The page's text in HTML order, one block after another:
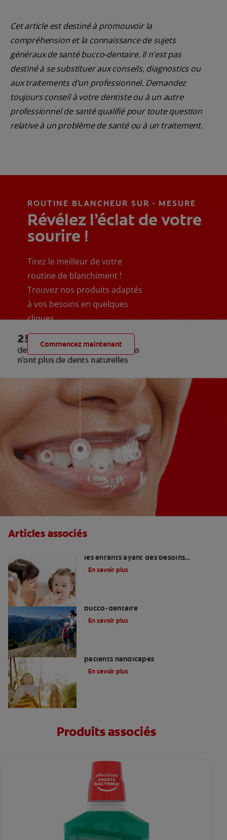
Cet article est destiné à promouvoir la
compréhension et la connaissance de sujets
généraux de santé bucco-dentaire. Il n'est pas
destiné à se substituer aux conseils, diagnostics ou
aux traitements d'un professionnel. Demandez
toujours conseil à votre dentiste ou à un autre
professionnel de santé qualifié pour toute question
relative à un problème de santé ou à un traitement.
ROUTINE BLANCHEUR SUR - MESURE
Révélez l’éclat de votre
sourire !
Tirez le meilleur de votre
routine de blanchiment !
Trouvez nos produits adaptés
à vos besoins en quelques
cliques
Commencez maintenant
Articles associés
les enfants ayant des besoins
particuliers
En savoir plus
bucco-dentaire
En savoir plus
patients handicapés
En savoir plus
Produits associés